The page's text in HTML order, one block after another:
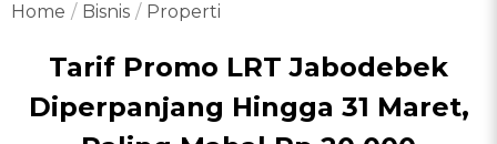
Home Bisnis Properti
Tarif Promo LRT Jabodebek
Diperpanjang Hingga 31 Maret,